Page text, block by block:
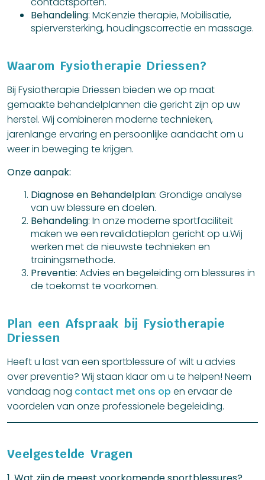
Behandeling: McKenzie therapie, Mobilisatie,
spierversterking, houdingscorrectie en massage.
Waarom Fysiotherapie Driessen?
Bij Fysiotherapie Driessen bieden we op maat
gemaakte behandelplannen die gericht zijn op uw
herstel. Wij combineren moderne technieken,
jarenlange ervaring en persoonlijke aandacht om u
weer in beweging te krijgen.
Onze aanpak:
Diagnose en Behandelplan: Grondige analyse
van uw blessure en doelen.
Behandeling: In onze moderne sportfaciliteit
maken we een revalidatieplan gericht op u.Wij
werken met de nieuwste technieken en
trainingsmethode.
Preventie: Advies en begeleiding om blessures in
de toekomst te voorkomen.
Plan een Afspraak bij Fysiotherapie
Driessen
Heeft u last van een sportblessure of wilt u advies
over preventie? Wij staan klaar om u te helpen! Neem
vandaag nog contact met ons op en ervaar de
voordelen van onze professionele begeleiding.
Veelgestelde Vragen